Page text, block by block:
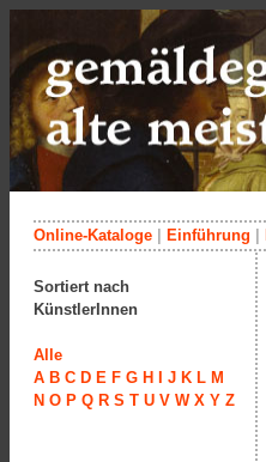
Online-Kataloge Einführung
Sortiert nach
KünstlerInnen
Alle
A B C D E F G H J K L M
N O P Q R S T U V W X Y Z